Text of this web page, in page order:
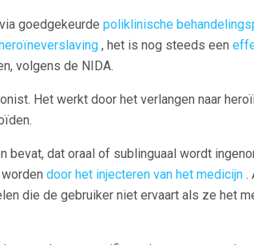
goedgekeurde poliklinische
, het is nog steeds een
volgens de NIDA.
Het werkt door het verlangen naar
bevat, dat oraal of sublinguaal wordt
door het injecteren van het medicijn .
die de gebruiker niet ervaart als ze het